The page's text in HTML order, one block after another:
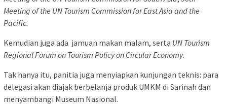
Meeting of the UN Tourism Commission for East Asia and the
Pacific.
Kemudian juga ada jamuan makan malam, serta UN Tourism
Regional Forum on Tourism Policy on Circular Economy.
Tak hanya itu, panitia juga menyiapkan kunjungan teknis: para
delegasi akan diajak berbelanja produk UMKM di Sarinah dan
menyambangi Museum Nasional.